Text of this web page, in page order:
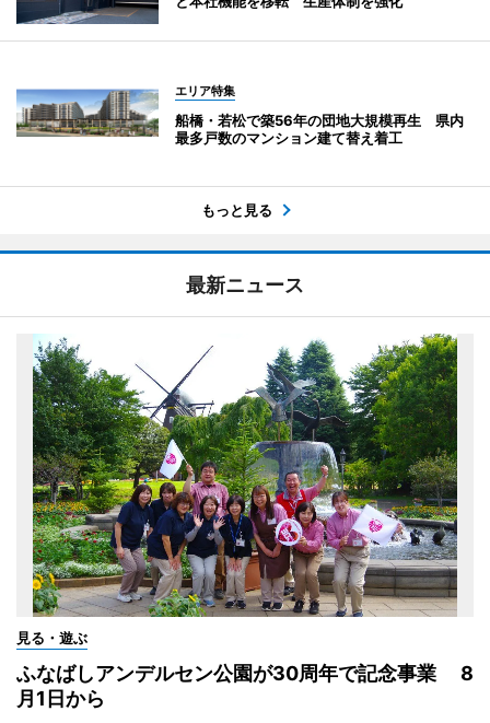
エリア特集
船橋・若松で築56年の団地大規模再生 県内
最多戸数のマンション建て替え着工
もっと見る
最新ニュース
見る・遊ぶ
ふなばしアンデルセン公園が30周年で記念事業 8
月1日から